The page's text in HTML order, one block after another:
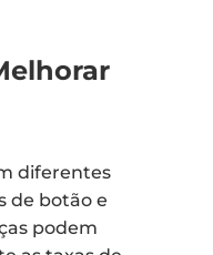
diferentes
de botão e
podem